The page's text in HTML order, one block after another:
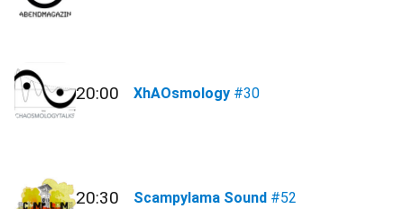
20:00 XhAOsmology #30
20:30 Scampylama Sound #52